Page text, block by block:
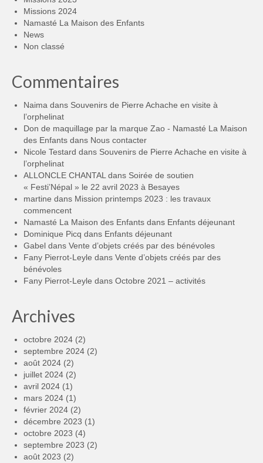
Missions 2024
Namasté La Maison des Enfants
News
Non classé
Commentaires
Naima dans Souvenirs de Pierre Achache en visite à
l’orphelinat
Don de maquillage par la marque Zao - Namasté La Maison
des Enfants dans Nous contacter
Nicole Testard dans Souvenirs de Pierre Achache en visite à
l’orphelinat
ALLONCLE CHANTAL dans Soirée de soutien
« Festi’Népal » le 22 avril 2023 à Besayes
martine dans Mission printemps 2023 : les travaux
commencent
Namasté La Maison des Enfants dans Enfants déjeunant
Dominique Picq dans Enfants déjeunant
Gabel dans Vente d’objets créés par des bénévoles
Fany Pierrot-Leyle dans Vente d’objets créés par des
bénévoles
Fany Pierrot-Leyle dans Octobre 2021 – activités
Archives
octobre 2024 (2)
septembre 2024 (2)
août 2024 (2)
juillet 2024 (2)
avril 2024 (1)
mars 2024 (1)
février 2024 (2)
décembre 2023 (1)
octobre 2023 (4)
septembre 2023 (2)
août 2023 (2)